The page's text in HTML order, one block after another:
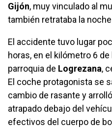
Gijón, muy vinculado al
también retrataba la
El accidente tuvo lugar
horas, en el kilómetro 6 de
parroquia de Logrezana,
El coche protagonista se
cambio de rasante y
atrapado debajo del
efectivos del cuerpo de